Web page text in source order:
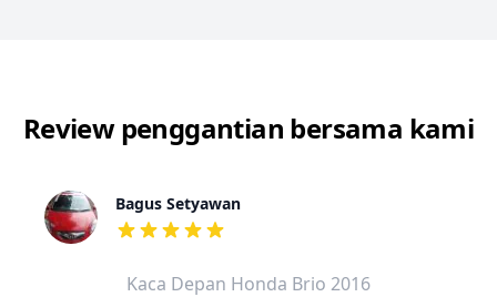
Review penggantian bersama kami
Bagus Setyawan
dari ulasan adalah bintang lima
Kaca Depan Honda Brio 2016